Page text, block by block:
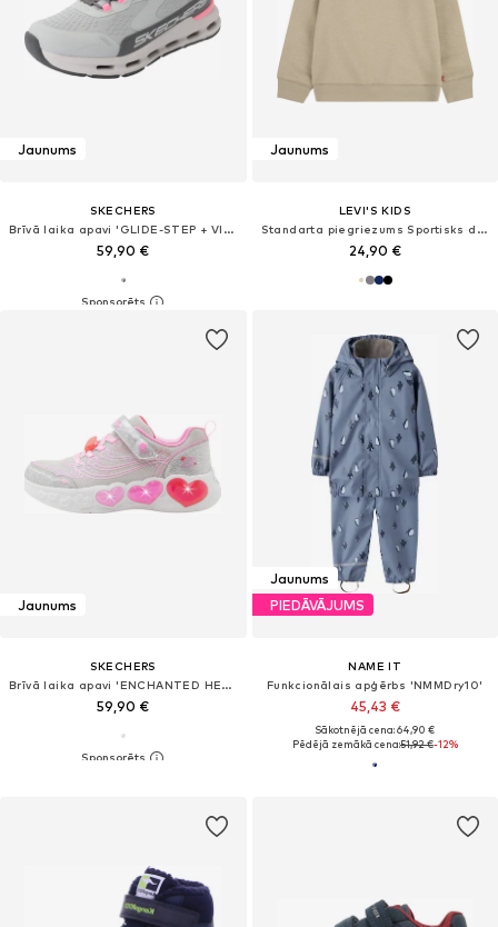
Jaunums
SKECHERS
Brīvā laika apavi 'GLIDE-STEP + VISTA LANE'
59,90 €
Jaunums
LEVI'S KIDS
Standarta piegriezums Sportisks džemperis
24,90 €
Jaunums
SKECHERS
Brīvā laika apavi 'ENCHANTED HEART LIGHTS'
59,90 €
Jaunums
PIEDĀVĀJUMS
NAME IT
Funkcionālais apģērbs 'NMMDry10'
45,43 €
Sākotnējā cena: 64,90 €
Pēdējā zemākā cena:51,92 €-12%